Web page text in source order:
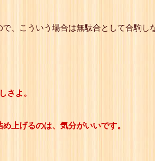
、こういう場合は無駄合として合駒し
さよ。
上げるのは、気分がいいです。